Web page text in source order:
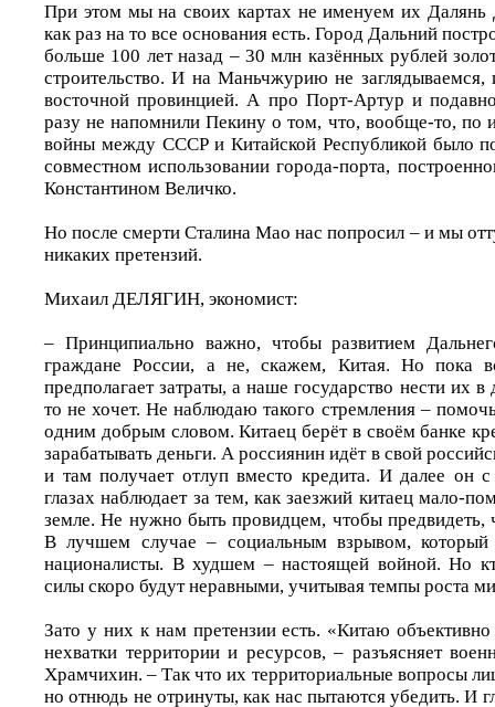
При этом мы на своих картах не именуем их Далянь
как раз на то все основания есть. Город Дальний
больше 100 лет назад – 30 млн казённых рублей
строительство. И на Маньчжурию не
восточной провинцией. А про Порт-Артур и
разу не напомнили Пекину о том, что, вообще-то, по
войны между СССР и Китайской Республикой было
совместном использовании города-порта,
Константином Величко.
Но после смерти Сталина Мао нас попросил – и мы
никаких претензий.
Михаил ДЕЛЯГИН, экономист:
– Принципиально важно, чтобы развитием
граждане России, а не, скажем, Китая. Но пока
предполагает затраты, а наше государство нести их
то не хочет. Не наблюдаю такого стремления –
одним добрым словом. Китаец берёт в своём банке
зарабатывать деньги. А россиянин идёт в свой
и там получает отлуп вместо кредита. И далее он
глазах наблюдает за тем, как заезжий китаец мало-
земле. Не нужно быть провидцем, чтобы предвидеть,
В лучшем случае – социальным взрывом, который
националисты. В худшем – настоящей войной. Но
силы скоро будут неравными, учитывая темпы роста
Зато у них к нам претензии есть. «Китаю
нехватки территории и ресурсов, – разъясняет
Храмчихин. – Так что их территориальные вопросы
но отнюдь не отринуты, как нас пытаются убедить. И